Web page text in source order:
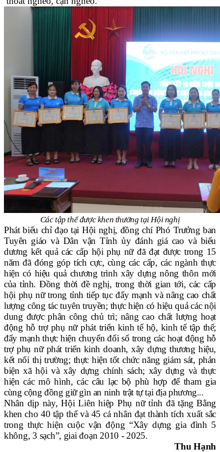
Các tập thể được khen thưởng tại Hội nghị
Phát biểu chỉ đạo tại Hội nghị, đồng chí Phó Trưởng ban
Tuyên giáo và Dân vận Tỉnh ủy đánh giá cao và biểu
dương kết quả các cấp hội phụ nữ đã đạt được trong 15
năm đã đóng góp tích cực, cùng các cấp, các ngành thực
hiện có hiệu quả chương trình xây dựng nông thôn mới
của tỉnh. Đồng thời đề nghị, trong thời gian tới, các cấp
hội phụ nữ trong tỉnh tiếp tục đẩy mạnh và nâng cao chất
lượng công tác tuyên truyền; thực hiện có hiệu quảcác nội
dung được phân công chủ trì; nâng cao chất lượng hoạt
động hỗ trợ phụ nữ phát triển kinh tế hộ, kinh tế tập thể;
đẩy mạnh thực hiện chuyển đổi số trong các hoạt động hỗ
trợ phụ nữ phát triển kinh doanh, xây dựng thương hiệu,
kết nối thị trường; thực hiện tốt chức năng giám sát, phản
biện xã hội và xây dựng chính sách; xây dựng và thực
hiện các mô hình, các câu lạc bộ phù hợp để tham gia
cùng cộng đồng giữ gìn an ninh trật tự tại địa phương...
Nhân dịp này, Hội Liên hiệp Phụ nữ tỉnh đã tặng Bằng
khen cho 40 tập thể và 45 cá nhân đạt thành tích xuất sắc
trong thực hiện cuộc vận động “Xây dựng gia đình 5
không, 3 sạch”, giai đoạn 2010 - 2025.
Thu Hạnh